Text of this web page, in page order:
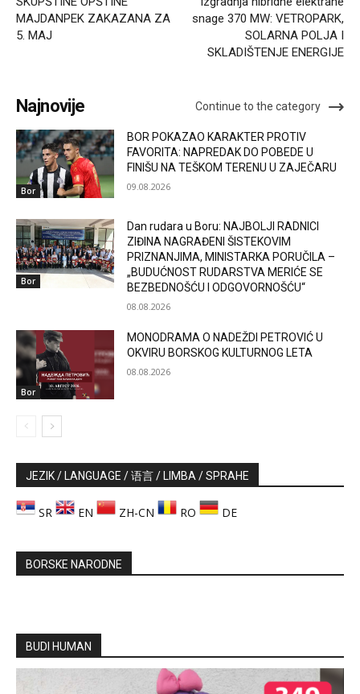
MAJDANPEK ZAKAZANA ZA
5. MAJ
snage 370 MW: VETROPARK,
SOLARNA POLJA I
SKLADIŠTENJE ENERGIJE
Najnovije Continue to the category
Bor
BOR POKAZAO KARAKTER PROTIV
FAVORITA: NAPREDAK DO POBEDE U
FINIŠU NA TEŠKOM TERENU U ZAJEČARU
09.08.2026
Bor
Dan rudara u Boru: NAJBOLJI RADNICI
ZIĐINA NAGRAĐENI ŠISTEKOVIM
PRIZNANJIMA, MINISTARKA PORUČILA –
„BUDUĆNOST RUDARSTVA MERIĆE SE
BEZBEDNOŠĆU I ODGOVORNOŠĆU“
08.08.2026
Bor
MONODRAMA O NADEŽDI PETROVIĆ U
OKVIRU BORSKOG KULTURNOG LETA
08.08.2026
JEZIK / LANGUAGE / 语言 / LIMBA / SPRAHE
SR EN ZH-CN RO DE
BORSKE NARODNE
BUDI HUMAN